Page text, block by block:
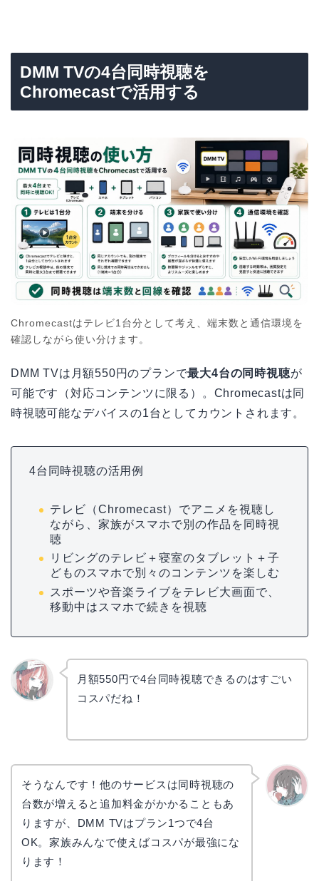
DMM TVの4台同時視聴を
Chromecastで活用する
Chromecastはテレビ1台分として考え、端末数と通信環境を
確認しながら使い分けます。
DMM TVは月額550円のプランで最大4台の同時視聴が
可能です（対応コンテンツに限る）。Chromecastは同
時視聴可能なデバイスの1台としてカウントされます。
4台同時視聴の活用例
テレビ（Chromecast）でアニメを視聴し
ながら、家族がスマホで別の作品を同時視
聴
リビングのテレビ＋寝室のタブレット＋子
どものスマホで別々のコンテンツを楽しむ
スポーツや音楽ライブをテレビ大画面で、
移動中はスマホで続きを視聴
月額550円で4台同時視聴できるのはすごい
コスパだね！
そうなんです！他のサービスは同時視聴の
台数が増えると追加料金がかかることもあ
りますが、DMM TVはプラン1つで4台
OK。家族みんなで使えばコスパが最強にな
ります！